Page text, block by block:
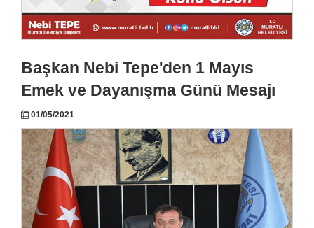
Başkan Nebi Tepe'den 1 Mayıs
Emek ve Dayanışma Günü Mesajı
01/05/2021